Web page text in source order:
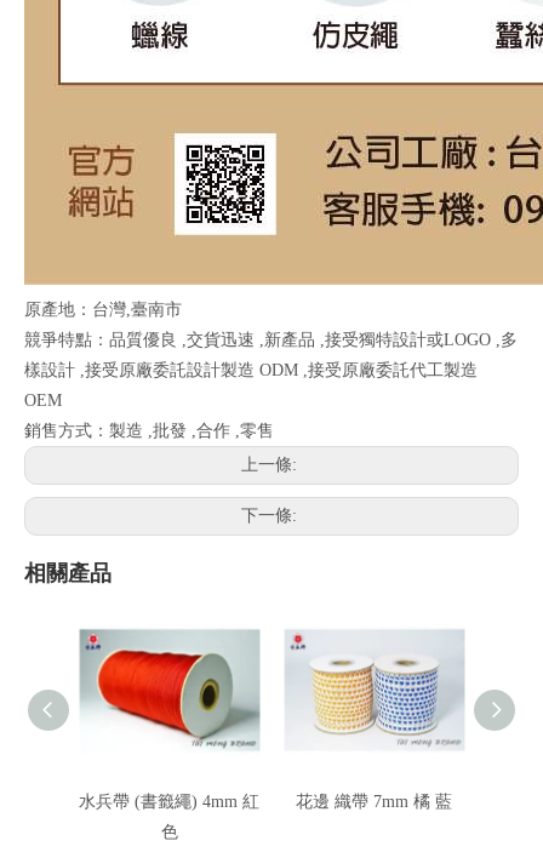
原產地：台灣,臺南市
競爭特點：品質優良 ,交貨迅速 ,新產品 ,接受獨特設計或LOGO ,多
樣設計 ,接受原廠委託設計製造 ODM ,接受原廠委託代工製造
OEM
銷售方式：製造 ,批發 ,合作 ,零售
上一條:
下一條:
相關產品
水兵帶 (書籤繩) 4mm 紅
色
花邊 織帶 7mm 橘 藍